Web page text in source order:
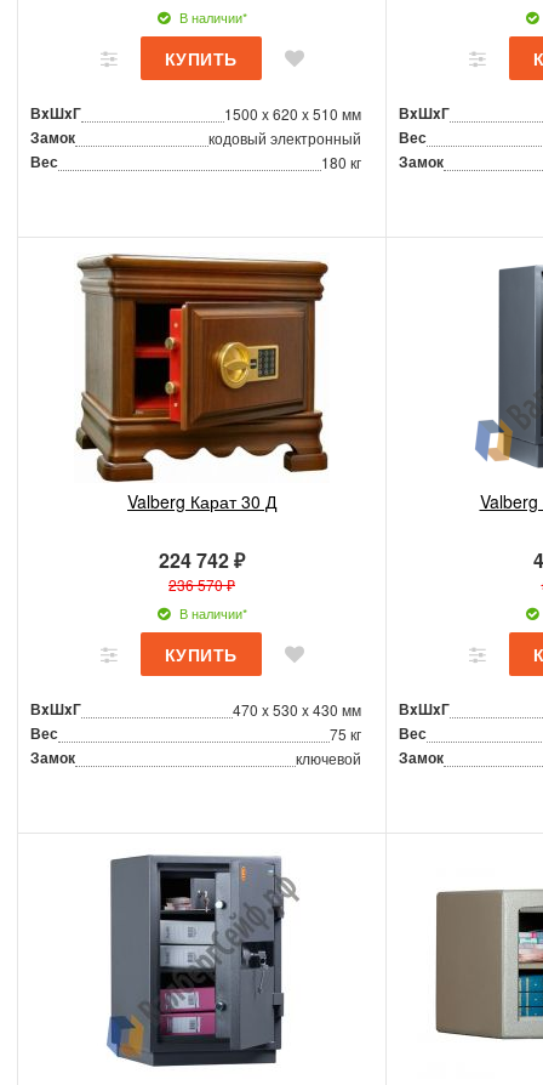
В наличии*
ВxШxГ 1500 x 620 x 510 мм
Замок кодовый электронный
Вес 180 кг
ВxШxГ
Вес
Замок
Valberg Карат 30 Д
224 742 ₽
236 570 ₽
В наличии*
ВxШxГ 470 x 530 x 430 мм
Вес 75 кг
Замок ключевой
ВxШxГ
Вес
Замок